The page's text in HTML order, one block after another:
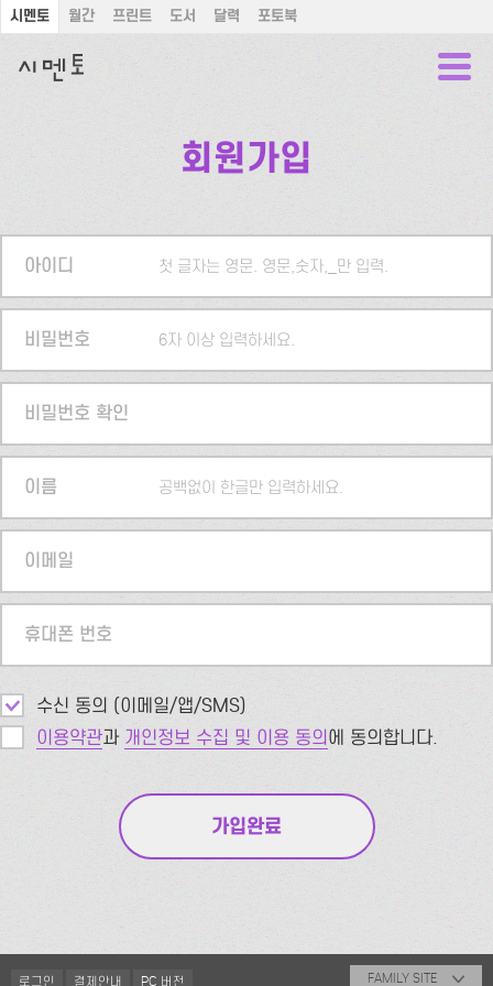
시멘토 월간 프린트 도서 달력 포토북
회원가입
아이디 첫 글자는 영문. 영문,숫자,_만 입력.
비밀번호 6자 이상 입력하세요.
비밀번호 확인
이름 공백없이 한글만 입력하세요.
이메일
휴대폰 번호
수신 동의 (이메일/앱/SMS)
이용약관과 개인정보 수집 및 이용 동의에 동의합니다.
로그인 결제안내 PC 버전 FAMILY SITE